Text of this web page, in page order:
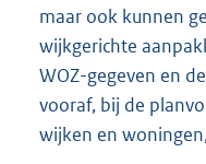
maar ook kunnen
wijkgerichte
WOZ-gegeven en
vooraf, bij de
wijken en